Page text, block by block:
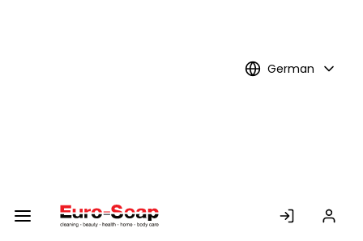
German